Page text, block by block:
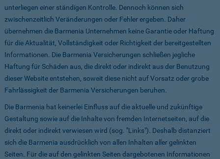
unterliegen einer ständigen Kontrolle. Dennoch können sich
zwischenzeitlich Veränderungen oder Fehler ergeben. Daher
übernehmen die Barmenia Unternehmen keine Garantie oder Haftung
für die Aktualität, Vollständigkeit oder Richtigkeit der bereitgestellten
Informationen. Die Barmenia Versicherungen schließen jegliche
Haftung für Schäden aus, die direkt oder indirekt aus der Benutzung
dieser Website entstehen, soweit diese nicht auf Vorsatz oder grobe
Fahrlässigkeit der Barmenia Versicherungen beruhen.
Die Barmenia hat keinerlei Einfluss auf die aktuelle und zukünftige
Gestaltung sowie auf die Inhalte von fremden Internetseiten, auf die
direkt oder indirekt verwiesen wird (sog. "Links"). Deshalb distanziert
sich die Barmenia ausdrücklich von allen Inhalten aller gelinkten
Seiten. Für die auf den gelinkten Seiten dargebotenen Informationen